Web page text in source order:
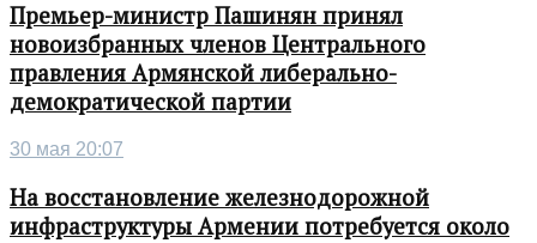
Премьер-министр Пашинян принял
новоизбранных членов Центрального
правления Армянской либерально-
демократической партии
30 мая 20:07
На восстановление железнодорожной
инфраструктуры Армении потребуется около